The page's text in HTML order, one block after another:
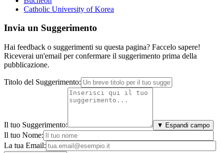
Catholic University of Korea
Invia un Suggerimento
Hai feedback o suggerimenti su questa pagina? Faccelo sapere!
Riceverai un'email per confermare il suggerimento prima della
pubblicazione.
Titolo del Suggerimento:
Il tuo Suggerimento: ▼ Espandi campo
Il tuo Nome:
La tua Email: